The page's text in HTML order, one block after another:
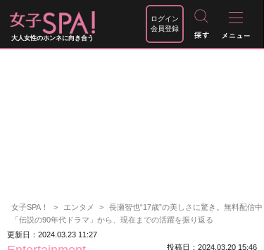
大人女性のホンネに向き合う
ログイン
会員登録
女子SPA！ エンタメ
長瀬智也“17歳”の美しさに驚き。無料配信中
「伝説の90年代ドラマ」から、現在までの活躍を振り返る
更新日：2024.03.23 11:27
投稿日：2024.03.20 15:46